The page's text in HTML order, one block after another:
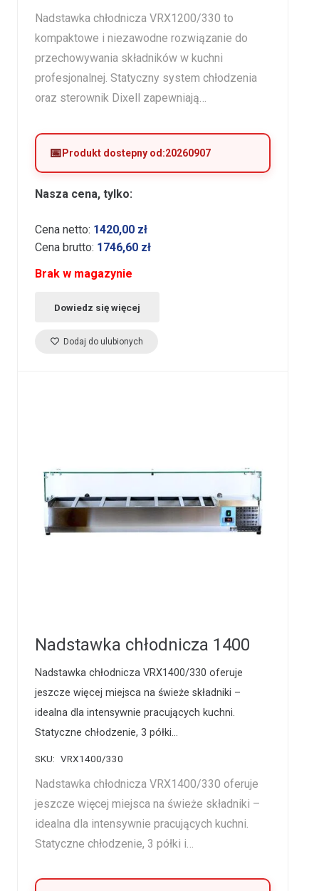
Nadstawka chłodnicza VRX1200/330 to
kompaktowe i niezawodne rozwiązanie do
przechowywania składników w kuchni
profesjonalnej. Statyczny system chłodzenia
oraz sterownik Dixell zapewniają…
Produkt dostepny od:20260907
Nasza cena, tylko:
Cena netto: 1420,00 zł
Cena brutto: 1746,60 zł
Brak w magazynie
Dowiedz się więcej
Dodaj do ulubionych
Nadstawka chłodnicza 1400
Nadstawka chłodnicza VRX1400/330 oferuje
jeszcze więcej miejsca na świeże składniki –
idealna dla intensywnie pracujących kuchni.
Statyczne chłodzenie, 3 półki…
SKU: VRX1400/330
Nadstawka chłodnicza VRX1400/330 oferuje
jeszcze więcej miejsca na świeże składniki –
idealna dla intensywnie pracujących kuchni.
Statyczne chłodzenie, 3 półki i…